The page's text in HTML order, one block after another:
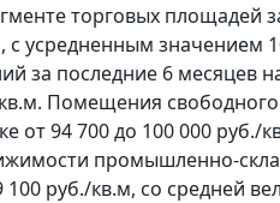
торговых площадей
с усредненным
последние 6 месяцев
Помещения
94 700 до 100 000 руб./
промышленно-
руб./кв.м, со средней